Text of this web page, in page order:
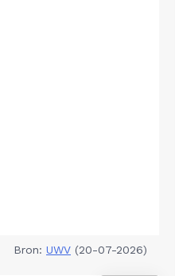
Bron: UWV (20-07-2026)